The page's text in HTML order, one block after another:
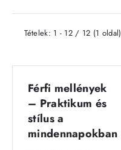
Férfi mellények
– Praktikum és
stílus a
mindennapokban
Tételek: 1 - 12 / 12 (1 oldal)